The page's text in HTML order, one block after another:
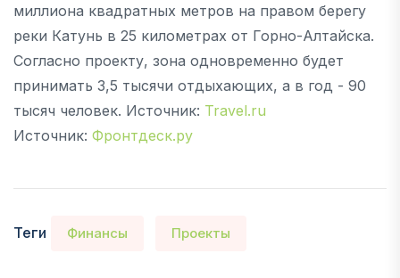
миллиона квадратных метров на правом берегу
реки Катунь в 25 километрах от Горно-Алтайска.
Согласно проекту, зона одновременно будет
принимать 3,5 тысячи отдыхающих, а в год - 90
тысяч человек. Источник: Travel.ru
Источник: Фронтдеск.ру
Теги Финансы Проекты